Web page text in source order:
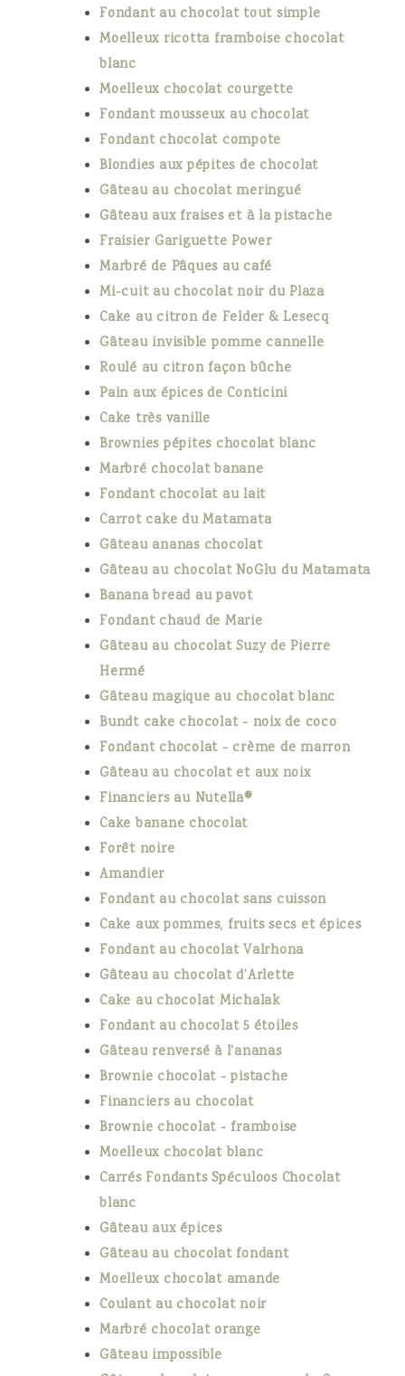
Fondant au chocolat tout simple
Moelleux ricotta framboise chocolat
blanc
Moelleux chocolat courgette
Fondant mousseux au chocolat
Fondant chocolat compote
Blondies aux pépites de chocolat
Gâteau au chocolat meringué
Gâteau aux fraises et à la pistache
Fraisier Gariguette Power
Marbré de Pâques au café
Mi-cuit au chocolat noir du Plaza
Cake au citron de Felder & Lesecq
Gâteau invisible pomme cannelle
Roulé au citron façon bûche
Pain aux épices de Conticini
Cake très vanille
Brownies pépites chocolat blanc
Marbré chocolat banane
Fondant chocolat au lait
Carrot cake du Matamata
Gâteau ananas chocolat
Gâteau au chocolat NoGlu du Matamata
Banana bread au pavot
Fondant chaud de Marie
Gâteau au chocolat Suzy de Pierre
Hermé
Gâteau magique au chocolat blanc
Bundt cake chocolat - noix de coco
Fondant chocolat - crème de marron
Gâteau au chocolat et aux noix
Financiers au Nutella®
Cake banane chocolat
Forêt noire
Amandier
Fondant au chocolat sans cuisson
Cake aux pommes, fruits secs et épices
Fondant au chocolat Valrhona
Gâteau au chocolat d'Arlette
Cake au chocolat Michalak
Fondant au chocolat 5 étoiles
Gâteau renversé à l'ananas
Brownie chocolat - pistache
Financiers au chocolat
Brownie chocolat - framboise
Moelleux chocolat blanc
Carrés Fondants Spéculoos Chocolat
blanc
Gâteau aux épices
Gâteau au chocolat fondant
Moelleux chocolat amande
Coulant au chocolat noir
Marbré chocolat orange
Gâteau impossible